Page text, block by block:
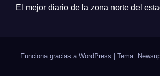
El mejor diario de la zona norte del
Funciona gracias a WordPress Tema: